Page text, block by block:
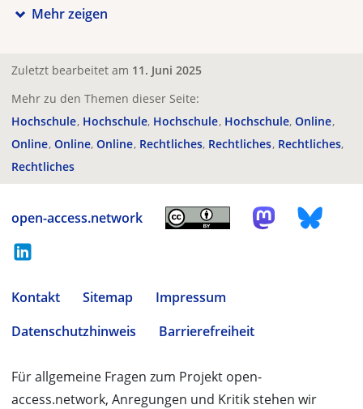
Mehr zeigen
Zuletzt bearbeitet am 11. Juni 2025
Mehr zu den Themen dieser Seite:
Hochschule Hochschule Hochschule Hochschule Online
Online Online Online Rechtliches Rechtliches Rechtliches
Rechtliches
open-access.network
Kontakt Sitemap
Impressum
Datenschutzhinweis
Barrierefreiheit
Für allgemeine Fragen zum Projekt open-
access.network, Anregungen und Kritik stehen wir